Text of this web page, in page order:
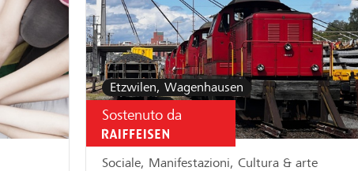
Etzwilen, Wagenhausen
Sostenuto da
Sociale, Manifestazioni, Cultura & arte